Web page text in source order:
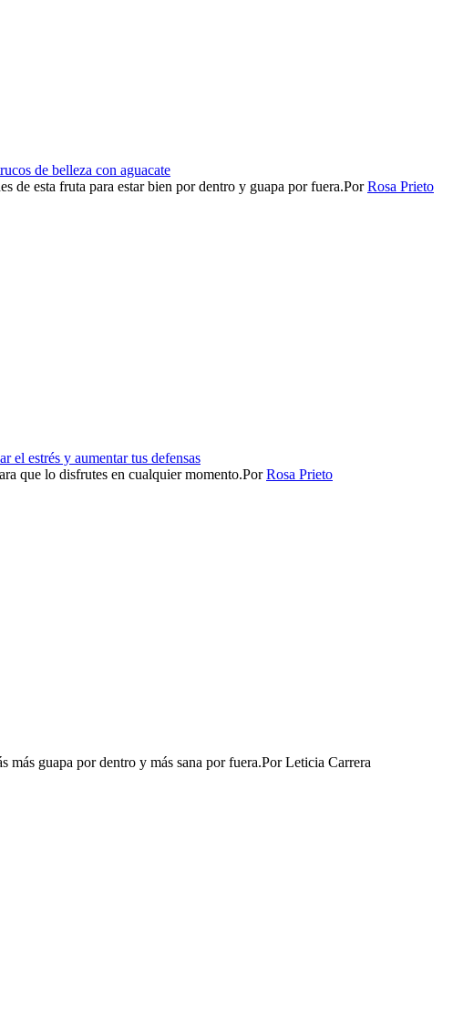
de belleza con aguacate
de esta fruta para estar bien por dentro y guapa por fuera.​PorRosa Prieto
el estrés y aumentar tus defensas
que lo disfrutes en cualquier momento.​PorRosa Prieto
más guapa por dentro y más sana por fuera.​PorLeticia Carrera